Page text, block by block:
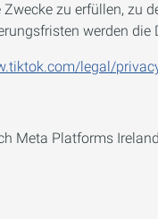
zu erfüllen, zu
werden die
legal/
Meta Platforms